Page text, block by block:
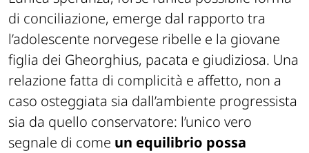
di conciliazione, emerge dal rapporto tra
l’adolescente norvegese ribelle e la giovane
figlia dei Gheorghius, pacata e giudiziosa. Una
relazione fatta di complicità e affetto, non a
caso osteggiata sia dall’ambiente progressista
sia da quello conservatore: l’unico vero
segnale di come un equilibrio possa